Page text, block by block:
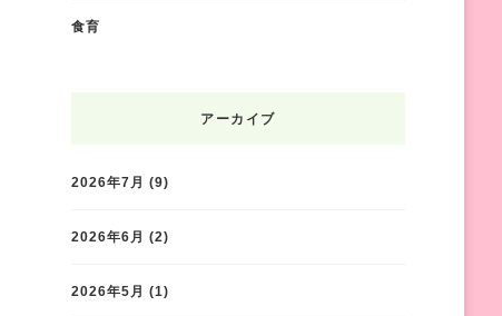
食育
アーカイブ
2026年7月 (9)
2026年6月 (2)
2026年5月 (1)